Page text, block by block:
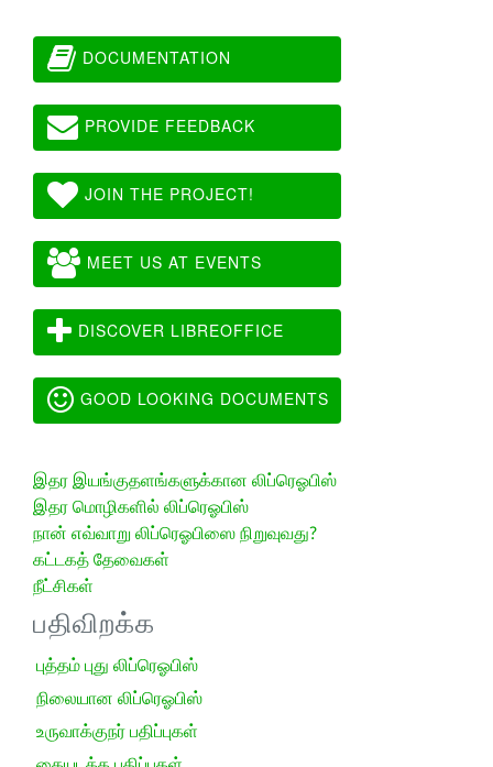
DOCUMENTATION
PROVIDE FEEDBACK
JOIN THE PROJECT!
MEET US AT EVENTS
DISCOVER LIBREOFFICE
GOOD LOOKING DOCUMENTS
இதர இயங்குதளங்களுக்கான லிப்ரெஓபிஸ்
இதர மொழிகளில் லிப்ரெஓபிஸ்
நான் எவ்வாறு லிப்ரெஓபிஸை நிறுவுவது?
கட்டகத் தேவைகள்
நீட்சிகள்
பதிவிறக்க
புத்தம் புது லிப்ரெஓபிஸ்
நிலையான லிப்ரெஓபிஸ்
உருவாக்குநர் பதிப்புகள்